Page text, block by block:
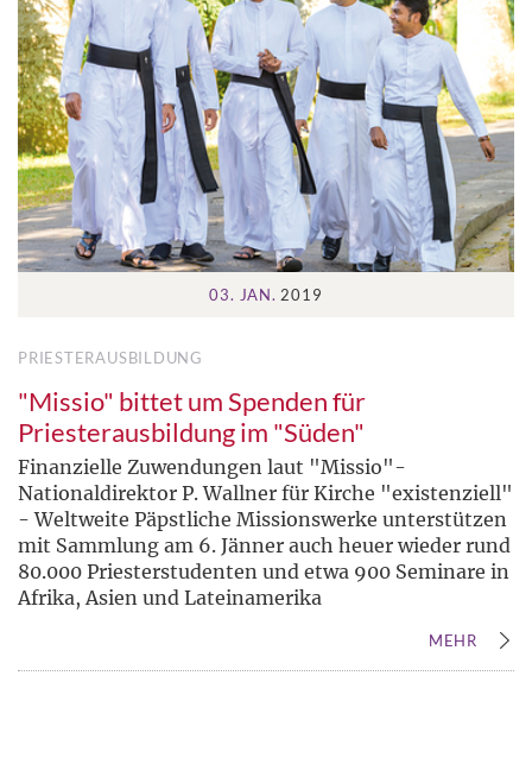
03. JAN. 2019
PRIESTERAUSBILDUNG
"Missio" bittet um Spenden für
Priesterausbildung im "Süden"
Finanzielle Zuwendungen laut "Missio"-
Nationaldirektor P. Wallner für Kirche "existenziell"
- Weltweite Päpstliche Missionswerke unterstützen
mit Sammlung am 6. Jänner auch heuer wieder rund
80.000 Priesterstudenten und etwa 900 Seminare in
Afrika, Asien und Lateinamerika
MEHR